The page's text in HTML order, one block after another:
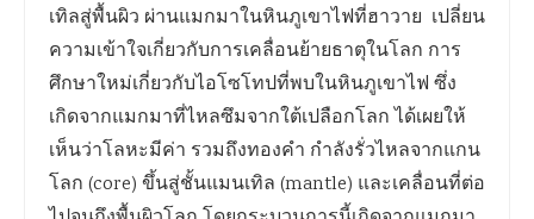
เทิลสู่พื้นผิว ผ่านแมกมาในหินภูเขาไฟที่ฮาวาย เปลี่ยน
ความเข้าใจเกี่ยวกับการเคลื่อนย้ายธาตุในโลก การ
ศึกษาใหม่เกี่ยวกับไอโซโทปที่พบในหินภูเขาไฟ ซึ่ง
เกิดจากแมกมาที่ไหลซึมจากใต้เปลือกโลก ได้เผยให้
เห็นว่าโลหะมีค่า รวมถึงทองคำ กำลังรั่วไหลจากแกน
โลก (core) ขึ้นสู่ชั้นแมนเทิล (mantle) และเคลื่อนที่ต่อ